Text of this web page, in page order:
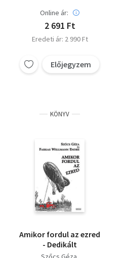
Online ár:
2 691 Ft
Eredeti ár: 2 990 Ft
Előjegyzem
KÖNYV
Amikor fordul az ezred
- Dedikált